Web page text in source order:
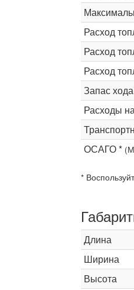
Расход
Расход
Расход
Запас хода
Расходы
ОСАГО *
*
Длина
Ширина
Высота